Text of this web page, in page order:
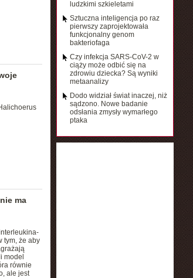
ma
tym, że aby
model
równie
ale jest
ludzkimi szkieletami
Sztuczna inteligencja po raz
pierwszy zaprojektowała
funkcjonalny genom
bakteriofaga
Czy infekcja SARS-CoV-2 w
ciąży może odbić się na
zdrowiu dziecka? Są wyniki
metaanalizy
Dodo widział świat inaczej, niż
sądzono. Nowe badanie
odsłania zmysły wymarłego
ptaka